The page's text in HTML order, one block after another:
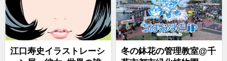
江口寿史イラストレーシ
冬の鉢花の管理教室@千